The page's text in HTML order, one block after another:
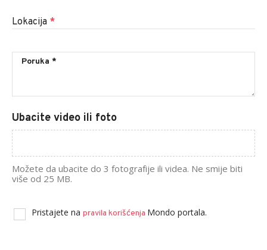
Lokacija *
Ubacite video ili foto
Možete da ubacite do 3 fotografije ili videa. Ne smije biti
više od 25 MB.
Pristajete na pravila korišćenja Mondo portala.